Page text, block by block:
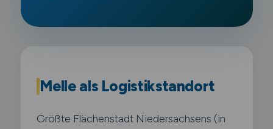
Melle als Logistikstandort
Größte Flächenstadt Niedersachsens (in